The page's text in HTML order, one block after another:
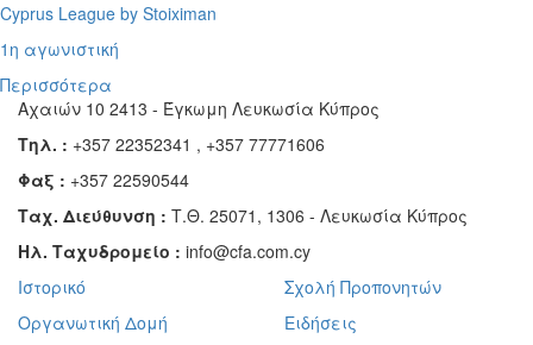
Cyprus League by Stoiximan
1η αγωνιστική
Περισσότερα
Αχαιών 10 2413 - Έγκωμη Λευκωσία Κύπρος
Τηλ. : +357 22352341 , +357 77771606
Φαξ : +357 22590544
Ταχ. Διεύθυνση : Τ.Θ. 25071, 1306 - Λευκωσία Κύπρος
Ηλ. Ταχυδρομείο : info@cfa.com.cy
Ιστορικό
Οργανωτική Δομή
Σχολή Προπονητών
Ειδήσεις